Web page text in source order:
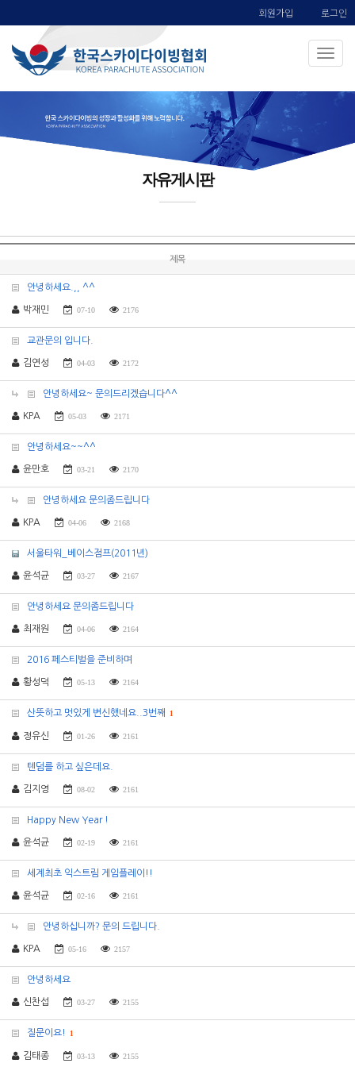
회원가입 로그인
자유게시판
제목
안녕하세요.,, ^^
박재민 07-10 2176
교관문의 입니다.
김연성 04-03 2172
안녕하세요~ 문의드리겠습니다^^
KPA 05-03 2171
안녕하세요~~^^
윤만호 03-21 2170
안녕하세요 문의좀드립니다
KPA 04-06 2168
서울타워_베이스점프(2011년)
윤석균 03-27 2167
안녕하세요 문의좀드립니다
최재원 04-06 2164
2016 페스티벌을 준비하며
황성덕 05-13 2164
산뜻하고 멋있게 변신했네요..3번째 1
정유신 01-26 2161
텐덤를 하고 싶은데요.
김지영 08-02 2161
Happy New Year !
윤석균 02-19 2161
세계최초 익스트림 게임플레이!!
윤석균 02-16 2161
안녕하십니까? 문의 드립니다.
KPA 05-16 2157
안녕하세요
신찬섭 03-27 2155
질문이요! 1
김태종 03-13 2155